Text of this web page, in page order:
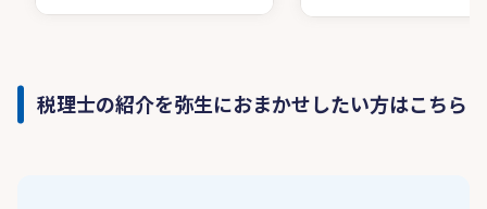
税理士の紹介を弥生におまかせしたい方はこちら